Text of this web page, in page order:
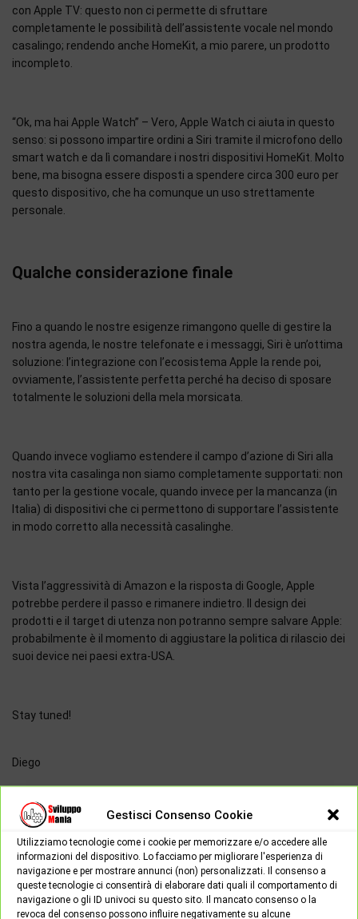
Gestisci Consenso Cookie
Utilizziamo tecnologie come i cookie per memorizzare e/o accedere alle
informazioni del dispositivo. Lo facciamo per migliorare l'esperienza di
navigazione e per mostrare annunci (non) personalizzati. Il consenso a
queste tecnologie ci consentirà di elaborare dati quali il comportamento di
navigazione o gli ID univoci su questo sito. Il mancato consenso o la
revoca del consenso possono influire negativamente su alcune
con Apple TV: questo non ci permette di sfruttare
completamente le possibilità dell’assistente vocale nel mondo
casalingo; rendendo anche HomeKit, a mio parere, un prodotto
incompleto.
“Ok, ma hai Apple Watch” – Vero, Apple Watch ci aiuta in questo
senso: si possono impartire ordini a Siri tramite il microfono dello
smart watch e da lì comandare i nostri dispositivi HomeKit. Molto
bene, ma bisogna essere disposti a spendere circa 300 euro per
questo dispositivo, che ha comunque un uso strettamente
personale.
Qualche considerazione finale
Fino a quando le nostre esigenze rimangono quelle di gestire la
nostra agenda, le nostre telefonate e i messaggi, Siri è un’ottima
soluzione: l’integrazione con l’ecosistema Apple la rende poi,
ovviamente, l’assistente perfetta perché ha deciso di sposare
totalmente le soluzioni della mela morsicata.
Quando invece vogliamo estendere il campo d’azione di Siri alla
nostra vita casalinga non siamo completamente supportati: non
tanto per la gestione vocale, quando invece per la mancanza (in
Italia) di dispositivi che ci permettono di supportare l’assistente
in modo corretto alla necessità casalinghe.
Vista l’aggressività di Amazon e la risposta di Google, Apple
potrebbe perdere il passo e rimanere indietro. Il design dei
prodotti e il target di utenza non potranno sempre salvare Apple:
probabilmente è il momento di aggiustare la politica di rilascio dei
suoi device nei paesi extra-USA.
Stay tuned!
Diego
Spread the love
Apple Assistente vocale HomeKit Siri